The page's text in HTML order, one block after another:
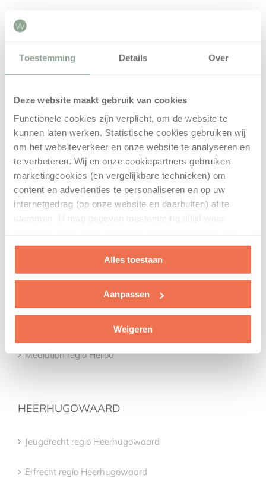
Toestemming Details Over
Deze website maakt gebruik van cookies
Functionele cookies zijn verplicht, om de website te
kunnen laten werken. Statistische cookies gebruiken wij
om het websiteverkeer en onze website te analyseren en
te verbeteren. Wij en onze cookiepartners gebruiken
marketingcookies (en vergelijkbare technieken) om
content en advertenties te personaliseren en op uw
internetgedrag (op onze website en daarbuiten) af te
stemmen. U mag gegeven toestemming altijd weer
uw keuze op onze website verwijzen wij u naar onze
Alles toestaan
Aanpassen
Weigeren
Jeugdrecht Advocaat Alkmaar
Erfrecht Alkmaar
Advocaat Alkmaar
Mediation Alkmaar
HEILOO
Erfrecht regio Heiloo
Familierecht regio Heiloo
Mediation regio Heiloo
HEERHUGOWAARD
Jeugdrecht regio Heerhugowaard
Erfrecht regio Heerhugowaard